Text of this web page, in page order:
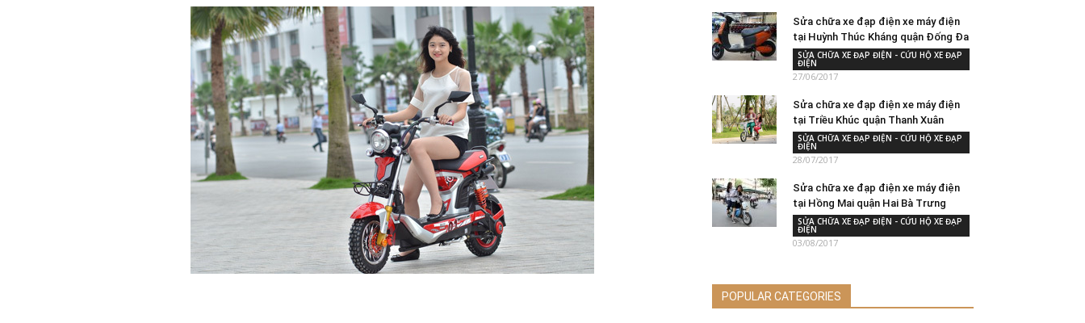
Sửa chữa xe đạp điện xe máy điện
tại Huỳnh Thúc Kháng quận Đống Đa
SỬA CHỮA XE ĐẠP ĐIỆN - CỨU HỘ XE ĐẠP
ĐIỆN
27/06/2017
Sửa chữa xe đạp điện xe máy điện
tại Triều Khúc quận Thanh Xuân
SỬA CHỮA XE ĐẠP ĐIỆN - CỨU HỘ XE ĐẠP
ĐIỆN
28/07/2017
Sửa chữa xe đạp điện xe máy điện
tại Hồng Mai quận Hai Bà Trưng
SỬA CHỮA XE ĐẠP ĐIỆN - CỨU HỘ XE ĐẠP
ĐIỆN
03/08/2017
POPULAR CATEGORIES